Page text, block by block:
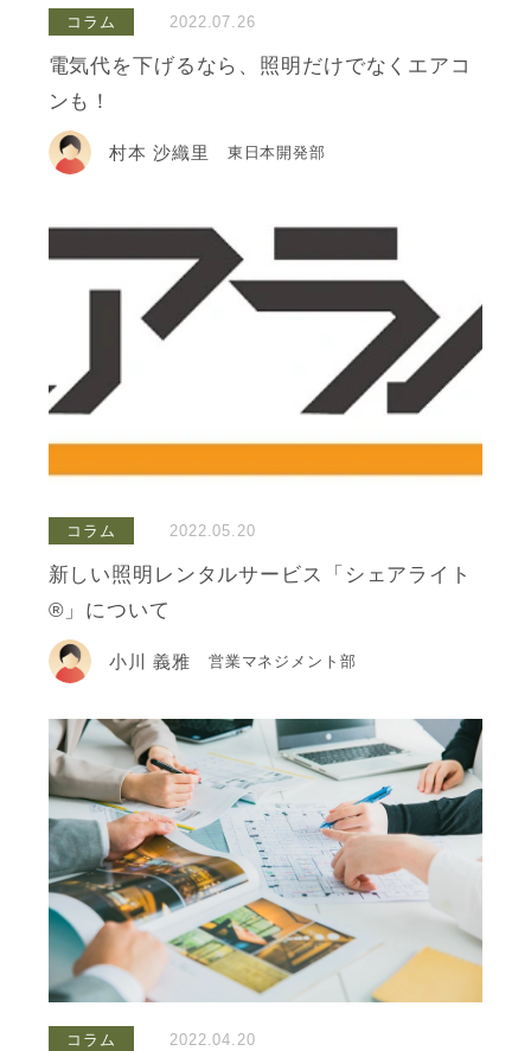
コラム 2022.07.26
電気代を下げるなら、照明だけでなくエアコ
ンも！
村本 沙織里 東日本開発部
コラム 2022.05.20
新しい照明レンタルサービス「シェアライト
®」について
小川 義雅 営業マネジメント部
コラム 2022.04.20